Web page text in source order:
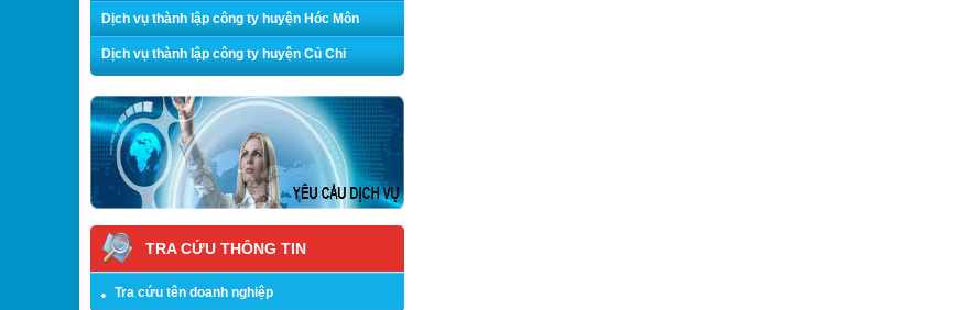
Dịch vụ thành lập công ty huyện Hóc Môn
Dịch vụ thành lập công ty huyện Củ Chi
TRA CỨU THÔNG TIN
Tra cứu tên doanh nghiệp